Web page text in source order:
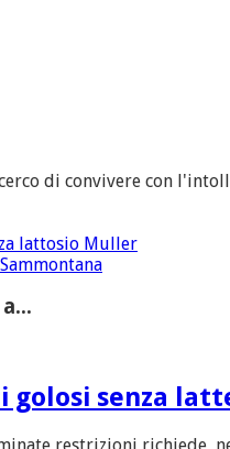
di convivere con
lattosio Muller
golosi senza